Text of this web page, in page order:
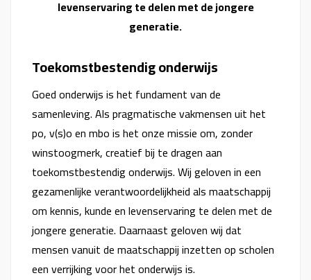
levenservaring te delen met de jongere
generatie.
Toekomstbestendig onderwijs
Goed onderwijs is het fundament van de
samenleving. Als pragmatische vakmensen uit het
po, v(s)o en mbo is het onze missie om, zonder
winstoogmerk, creatief bij te dragen aan
toekomstbestendig onderwijs. Wij geloven in een
gezamenlijke verantwoordelijkheid als maatschappij
om kennis, kunde en levenservaring te delen met de
jongere generatie. Daarnaast geloven wij dat
mensen vanuit de maatschappij inzetten op scholen
een verrijking voor het onderwijs is.